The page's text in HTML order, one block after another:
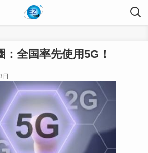
：全国率先使用5G！
日